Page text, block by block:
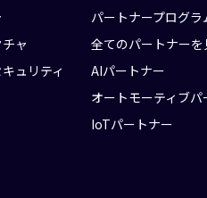
ャ
ュリティ
パートナープログラ
全てのパートナーを
AIパートナー
オートモーティブパ
IoTパートナー